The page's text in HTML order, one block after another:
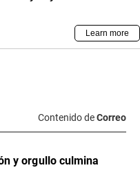
Contenido deCorreo
y orgullo culmina